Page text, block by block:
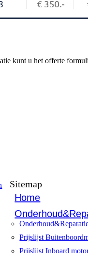
kunt u het offerte
Sitemap
Home
Prijslijst
Prijslijst Inboard